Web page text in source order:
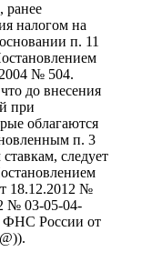
ранее
налогом на
п. 11
№ 504.
до внесения
при
облагаются
п. 3
следует
18.12.2012 №
№ 03-05-04-
ФНС России от